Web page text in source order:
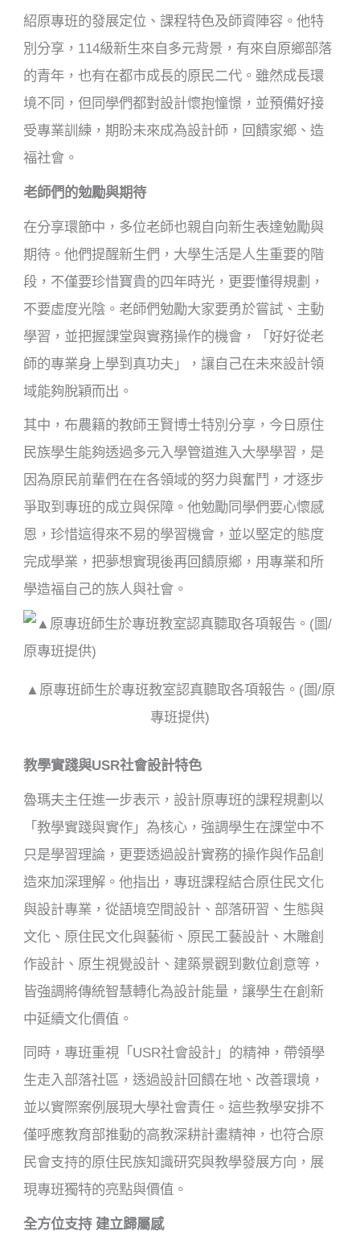
紹原專班的發展定位、課程特色及師資陣容。他特
別分享，114級新生來自多元背景，有來自原鄉部落
的青年，也有在都市成長的原民二代。雖然成長環
境不同，但同學們都對設計懷抱憧憬，並預備好接
受專業訓練，期盼未來成為設計師，回饋家鄉、造
福社會。
老師們的勉勵與期待
在分享環節中，多位老師也親自向新生表達勉勵與
期待。他們提醒新生們，大學生活是人生重要的階
段，不僅要珍惜寶貴的四年時光，更要懂得規劃，
不要虛度光陰。老師們勉勵大家要勇於嘗試、主動
學習，並把握課堂與實務操作的機會，「好好從老
師的專業身上學到真功夫」，讓自己在未來設計領
域能夠脫穎而出。
其中，布農籍的教師王賢博士特別分享，今日原住
民族學生能夠透過多元入學管道進入大學學習，是
因為原民前輩們在在各領域的努力與奮鬥，才逐步
爭取到專班的成立與保障。他勉勵同學們要心懷感
恩，珍惜這得來不易的學習機會，並以堅定的態度
完成學業，把夢想實現後再回饋原鄉，用專業和所
學造福自己的族人與社會。
▲原專班師生於專班教室認真聽取各項報告。(圖/原
專班提供)
教學實踐與USR社會設計特色
魯瑪夫主任進一步表示，設計原專班的課程規劃以
「教學實踐與實作」為核心，強調學生在課堂中不
只是學習理論，更要透過設計實務的操作與作品創
造來加深理解。他指出，專班課程結合原住民文化
與設計專業，從語境空間設計、部落研習、生態與
文化、原住民文化與藝術、原民工藝設計、木雕創
作設計、原生視覺設計、建築景觀到數位創意等，
皆強調將傳統智慧轉化為設計能量，讓學生在創新
中延續文化價值。
同時，專班重視「USR社會設計」的精神，帶領學
生走入部落社區，透過設計回饋在地、改善環境，
並以實際案例展現大學社會責任。這些教學安排不
僅呼應教育部推動的高教深耕計畫精神，也符合原
民會支持的原住民族知識研究與教學發展方向，展
現專班獨特的亮點與價值。
全方位支持 建立歸屬感